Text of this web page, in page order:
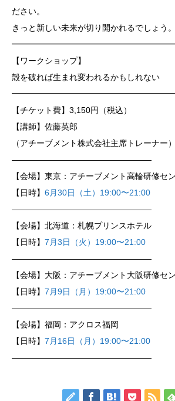
ださい。
きっと新しい未来が切り開かれるでしょう。
【ワークショップ】
殻を破れば生まれ変われるかもしれない
【チケット費】3,150円（税込）
【講師】佐藤英郎
（アチーブメント株式会社主席トレーナー）
—————————————————
【会場】東京：アチーブメント高輪研修セ
【日時】 6月30日（土）19:00〜21:00
—————————————————
【会場】北海道：札幌プリンスホテル
【日時】 7月3日（火）19:00〜21:00
—————————————————
【会場】大阪：アチーブメント大阪研修セ
【日時】 7月9日（月）19:00〜21:00
—————————————————
【会場】福岡：アクロス福岡
【日時】 7月16日（月）19:00〜21:00
—————————————————